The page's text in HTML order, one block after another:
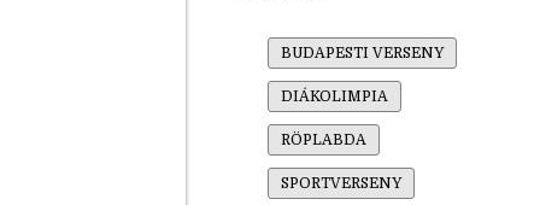
BUDAPESTI VERSENY
DIÁKOLIMPIA
RÖPLABDA
SPORTVERSENY